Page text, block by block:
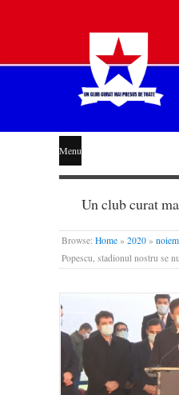
STEAUA
LIBERĂ
Menu
Un club curat
Browse: Home » 2020 »
Popescu, stadionul nostru se